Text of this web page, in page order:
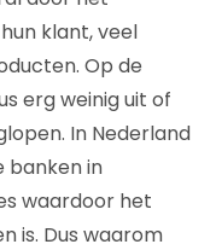
klant, veel
Op de
erg weinig uit of
In Nederland
banken in
waardoor het
is. Dus waarom